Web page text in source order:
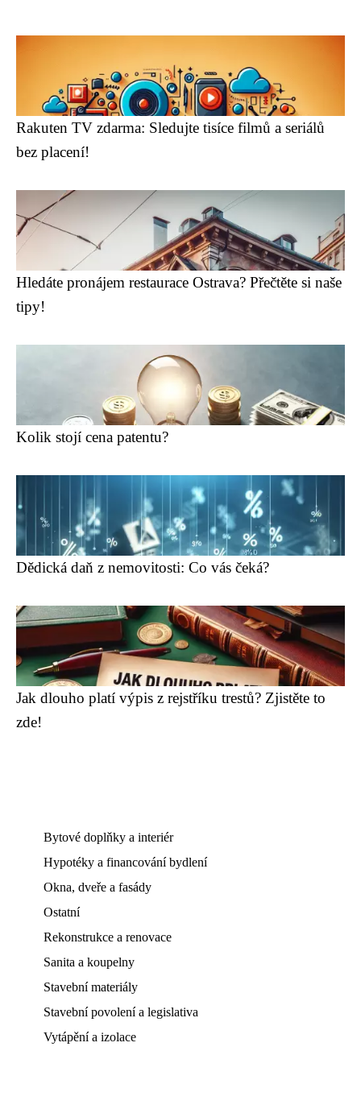
Rakuten TV zdarma: Sledujte tisíce filmů a seriálů
bez placení!
Hledáte pronájem restaurace Ostrava? Přečtěte si naše
tipy!
Kolik stojí cena patentu?
Dědická daň z nemovitosti: Co vás čeká?
Jak dlouho platí výpis z rejstříku trestů? Zjistěte to
zde!
Bytové doplňky a interiér
Hypotéky a financování bydlení
Okna, dveře a fasády
Ostatní
Rekonstrukce a renovace
Sanita a koupelny
Stavební materiály
Stavební povolení a legislativa
Vytápění a izolace